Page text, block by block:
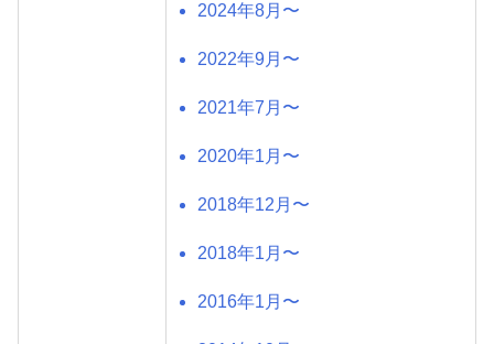
2024年8月〜
2022年9月〜
2021年7月〜
2020年1月〜
2018年12月〜
2018年1月〜
2016年1月〜